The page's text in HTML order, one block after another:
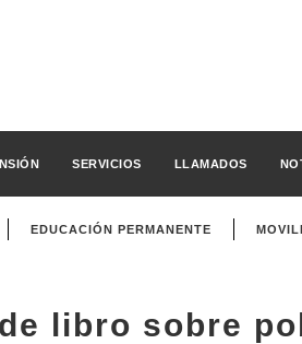
SERVICIOS LLAMADOS
EDUCACIÓN PERMANENTE
libro sobre